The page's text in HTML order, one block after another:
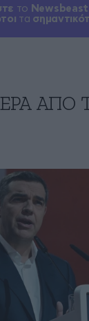
το Newsbeast
τα
ΑΠΟ